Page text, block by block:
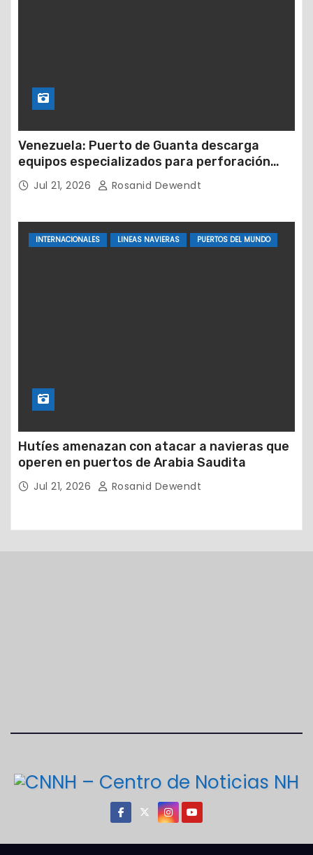
Venezuela: Puerto de Guanta descarga
equipos especializados para perforación
petrolera
Jul 21, 2026 Rosanid Dewendt
INTERNACIONALES LINEAS NAVIERAS PUERTOS DEL MUNDO
Hutíes amenazan con atacar a navieras que
operen en puertos de Arabia Saudita
Jul 21, 2026 Rosanid Dewendt